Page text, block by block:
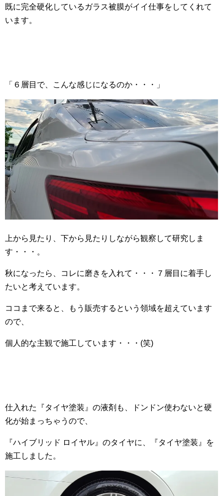
既に完全硬化しているガラス被膜がイイ仕事をしてくれて
います。
「６層目で、こんな感じになるのか・・・」
上から見たり、下から見たりしながら観察して研究しま
す・・・。
秋になったら、コレに磨きを入れて・・・７層目に着手し
たいと考えています。
ココまで来ると、もう販売するという領域を超えています
ので、
個人的な主観で施工しています・・・(笑)
仕入れた『タイヤ塗装』の液剤も、ドンドン使わないと硬
化が始まっちゃうので、
『ハイブリッド ロイヤル』のタイヤに、『タイヤ塗装』を
施工しました。